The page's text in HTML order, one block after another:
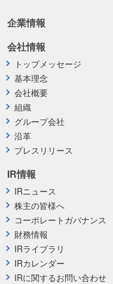
企業情報
会社情報
トップメッセージ
基本理念
会社概要
組織
グループ会社
沿革
プレスリリース
IR情報
IRニュース
株主の皆様へ
コーポレートガバナンス
財務情報
IRライブラリ
IRカレンダー
IRに関するお問い合わせ